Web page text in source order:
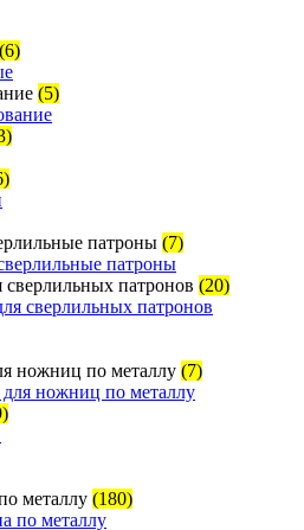
(6)
(5)
патроны (7)
патронов (20)
ножниц по металлу (7)
металлу (180)